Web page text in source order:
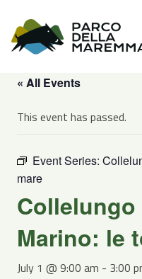
« All Events
This event has passed.
Event Series:
mare
Collelungo
Marino: le
July 1 @ 9:00 am - 3:00